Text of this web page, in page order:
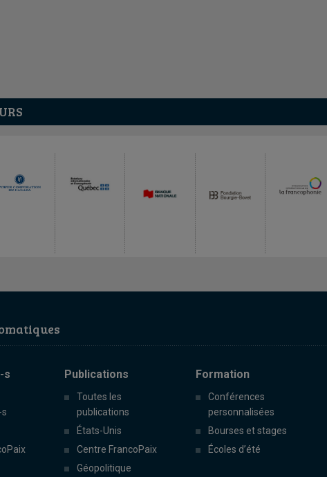
s Publications
Toutes les
publications
États-Unis
Centre FrancoPaix
Géopolitique
Formation
Conférences
personnalisées
Bourses et stages
Écoles d’été